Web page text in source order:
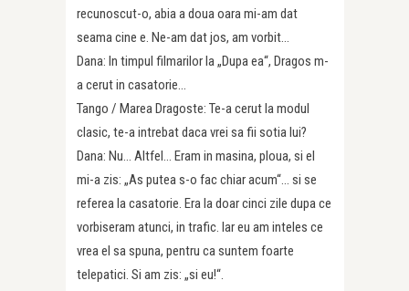
recunoscut-o, abia a doua oara mi-am dat
seama cine e. Ne-am dat jos, am vorbit…
Dana: In timpul filmarilor la „Dupa ea“, Dragos m-
a cerut in casatorie…
Tango / Marea Dragoste: Te-a cerut la modul
clasic, te-a intrebat daca vrei sa fii sotia lui?
Dana: Nu… Altfel… Eram in masina, ploua, si el
mi-a zis: „As putea s-o fac chiar acum“… si se
referea la casatorie. Era la doar cinci zile dupa ce
vorbiseram atunci, in trafic. Iar eu am inteles ce
vrea el sa spuna, pentru ca suntem foarte
telepatici. Si am zis: „si eu!“.